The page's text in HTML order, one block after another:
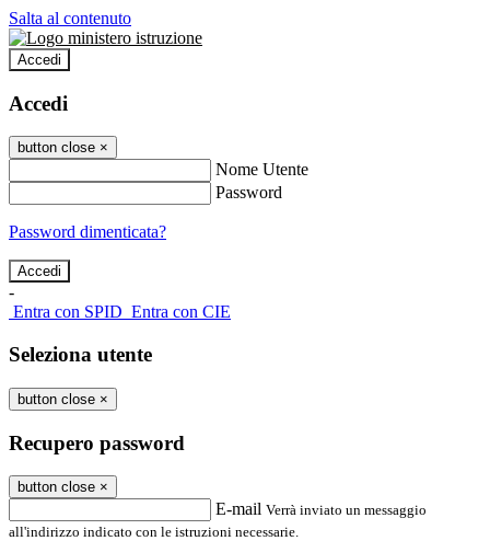
Salta al contenuto
Accedi
Accedi
button close ×
Nome Utente
Password
Password dimenticata?
-
Entra con SPID Entra con CIE
Seleziona utente
button close ×
Recupero password
button close ×
E-mail Verrà inviato un messaggio
all'indirizzo indicato con le istruzioni necessarie.